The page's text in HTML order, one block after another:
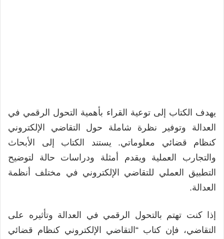
يهدف الكتاب إلى توعية القراء بأهمية التحول الرقمي في
العدالة وتوفير نظرة شاملة حول التقاضي الإلكتروني
كنظام قضائي معلوماتي. يستند الكتاب إلى الأبحاث
والتجارب العملية ويقدم أمثلة ودراسات حالة لتوضيح
التطبيق العملي للتقاضي الإلكتروني في مختلف أنظمة
العدالة.
إذا كنت تهتم بالتحول الرقمي في العدالة وتأثيره على
التقاضي، فإن كتاب “التقاضي الإلكتروني كنظام قضائي